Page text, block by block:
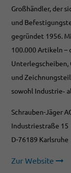
Großhändler, der
und
gegründet 1956.
100.000 Artikeln –
Unterlegscheiben,
und
sowohl Industrie‑
Schrauben-Jäger
Industriestraße 15
D-76189 Karlsruhe
Zur Website